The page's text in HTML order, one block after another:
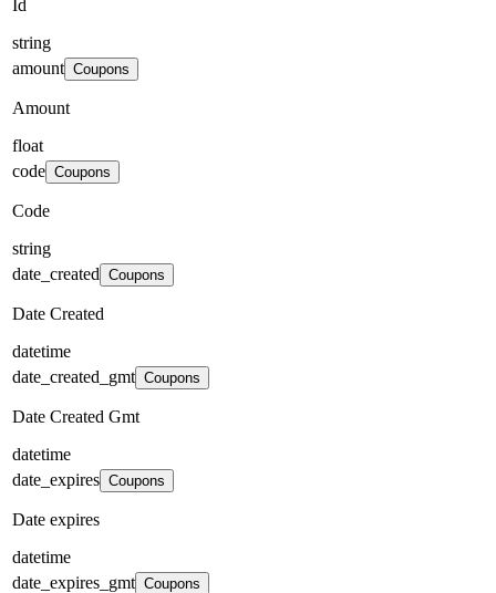
Id
string
amount Coupons
Amount
float
code Coupons
Code
string
date_created Coupons
Date Created
datetime
date_created_gmt Coupons
Date Created Gmt
datetime
date_expires Coupons
Date expires
datetime
date_expires_gmt Coupons